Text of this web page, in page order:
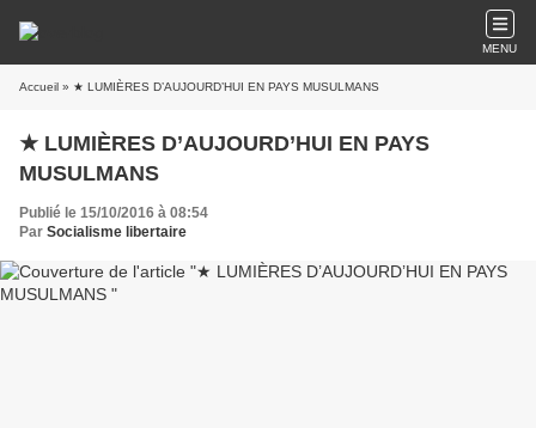
MENU
Accueil » ★ LUMIÈRES D’AUJOURD’HUI EN PAYS MUSULMANS
★ LUMIÈRES D’AUJOURD’HUI EN PAYS
MUSULMANS
Publié le 15/10/2016 à 08:54
Par Socialisme libertaire